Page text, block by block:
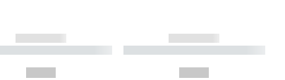
------------
----------- ----------
------------
----------- ----------- ----------